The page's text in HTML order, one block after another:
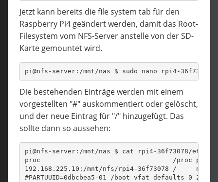
Jetzt kann bereits die file system tab für den
Raspberry Pi4 geändert werden, damit das Root-
Filesystem vom NFS-Server anstelle von der SD-
Karte gemountet wird.
pi@nfs-server:/mnt/nas $ sudo nano rpi4-
Die bestehenden Einträge werden mit einem
vorgestellten "#" auskommentiert oder gelöscht,
und der neue Eintrag für "/" hinzugefügt. Das
sollte dann so aussehen:
pi@nfs-server:/mnt/nas $ cat rpi4-36f73078/etc/
proc                                  /proc proc
192.168.225.10:/mnt/nfs/rpi4-36f73078 /     nfs
#PARTUUID=0dbcbea5-01 /boot vfat defaults 0 2